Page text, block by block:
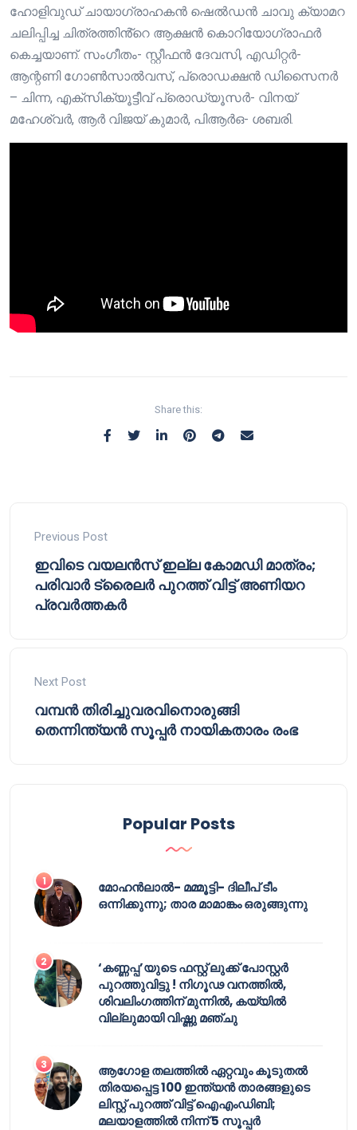
ഹോളിവുഡ് ചായാഗ്രാഹകന്‍ ഷെല്‍ഡന്‍ ചാവു ക്യാമറ
ചലിപ്പിച്ച ചിത്രത്തിൻ്റെ ആക്ഷന്‍ കൊറിയോഗ്രാഫര്‍
കെച്ചയാണ്. സംഗീതം- സ്റ്റീഫൻ ദേവസി, എഡിറ്റർ-
ആന്റണി ഗോൺസാൽവസ്, പ്രൊഡക്ഷൻ ഡിസൈനർ
– ചിന്ന, എക്സിക്യൂട്ടീവ് പ്രൊഡ്യൂസർ- വിനയ്
മഹേശ്വർ, ആർ വിജയ് കുമാർ, പിആർഒ- ശബരി.
Share this:
Previous Post
ഇവിടെ വയലൻസ് ഇല്ല കോമഡി മാത്രം;
പരിവാർ ട്രൈലർ പുറത്ത് വിട്ട് അണിയറ
പ്രവർത്തകർ
Next Post
വമ്പൻ തിരിച്ചുവരവിനൊരുങ്ങി
തെന്നിന്ത്യൻ സൂപ്പർ നായികതാരം രംഭ
Popular Posts
മോഹൻലാൽ- മമ്മൂട്ടി- ദിലീപ് ടീം
ഒന്നിക്കുന്നു; താര മാമാങ്കം ഒരുങ്ങുന്നു
‘കണ്ണപ്പ’യുടെ ഫസ്റ്റ് ലുക്ക് പോസ്റ്റർ
പുറത്തുവിട്ടു ! നിഗൂഢ വനത്തിൽ,
ശിവലിംഗത്തിന് മുന്നിൽ, കയ്യിൽ
വില്ലുമായി വിഷ്ണു മഞ്ചു
ആഗോള തലത്തിൽ ഏറ്റവും കൂടുതൽ
തിരയപ്പെട്ട 100 ഇന്ത്യൻ താരങ്ങളുടെ
ലിസ്റ്റ് പുറത്ത് വിട്ട് ഐഎംഡിബി;
മലയാളത്തിൽ നിന്ന് 5 സൂപ്പർ